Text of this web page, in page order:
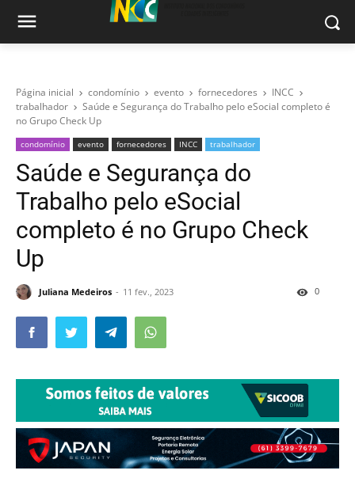
Página inicial condomínio evento fornecedores
INCC
trabalhador
Saúde e Segurança do Trabalho pelo eSocial completo é
no Grupo Check Up
condomínio evento fornecedores INCC trabalhador
Saúde e Segurança do
Trabalho pelo eSocial
completo é no Grupo Check
Up
Juliana Medeiros 11 fev., 2023 0